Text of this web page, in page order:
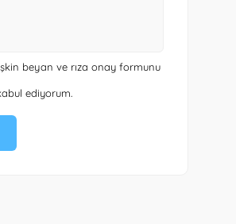
beyan ve rıza onay formunu
ediyorum.